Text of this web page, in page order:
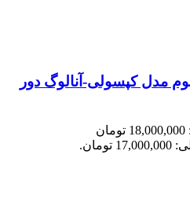
مدل کپسولی-آنالوگ دور
قیمت اصلی: 18,000,000 تومان